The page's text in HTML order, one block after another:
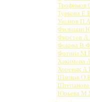
Трофимов
Туркова
Ушаков
Фильшин
Фирстов
Фокова
Фотина
Хакимова
Хореняк
Шапков
Юрьева